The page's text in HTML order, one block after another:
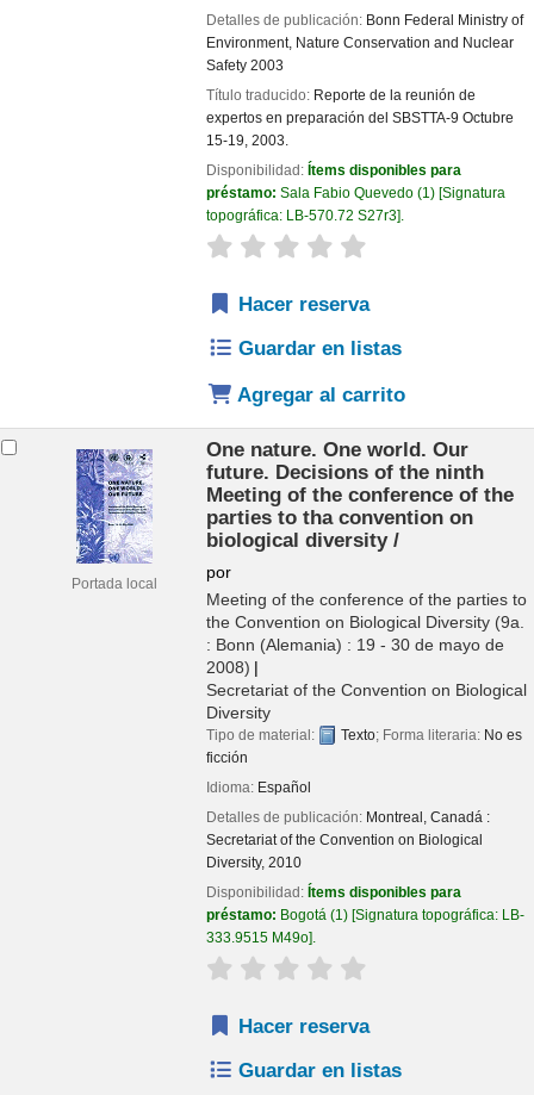
Detalles de publicación: Bonn Federal Ministry of
Environment, Nature Conservation and Nuclear
Safety 2003
Título traducido: Reporte de la reunión de
expertos en preparación del SBSTTA-9 Octubre
15-19, 2003.
Disponibilidad: Ítems disponibles para
préstamo: Sala Fabio Quevedo(1) Signatura
topográfica: LB-570.72 S27r3 .
valoración
Hacer reserva
Guardar en listas
Agregar al carrito
Portada local
One nature. One world. Our
future. Decisions of the ninth
Meeting of the conference of the
parties to tha convention on
biological diversity /
por
Meeting of the conference of the parties to
the Convention on Biological Diversity(9a.
: Bonn (Alemania) : 19 - 30 de mayo de
2008)
Secretariat of the Convention on Biological
Diversity
Tipo de material: Texto; Forma literaria: No es
ficción
Idioma: Español
Detalles de publicación: Montreal, Canadá :
Secretariat of the Convention on Biological
Diversity, 2010
Disponibilidad: Ítems disponibles para
préstamo: Bogotá(1) Signatura topográfica: LB-
333.9515 M49o .
valoración
Hacer reserva
Guardar en listas